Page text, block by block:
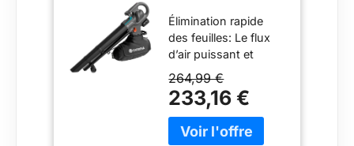
broyeur 3-en-1
sur batterie
PowerJet Collect
18V P4A - Kit
prêt à l’emploi:
Flux d’air
puissant ,
Changement de
Élimination rapide
des feuilles: Le flux
d’air puissant et
l’aspiration réglable
facilitent l’élimination
des feuilles et débris
de jardin
Changement de
264,99 €
233,16 €